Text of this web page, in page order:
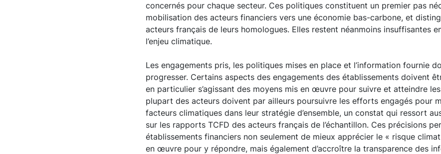
concernés pour chaque secteur. Ces politiques constituent un premier pas
mobilisation des acteurs financiers vers une économie bas-carbone, et
acteurs français de leurs homologues. Elles restent néanmoins insuffisantes
l’enjeu climatique.
Les engagements pris, les politiques mises en place et l’information fournie
progresser. Certains aspects des engagements des établissements doivent
en particulier s’agissant des moyens mis en œuvre pour suivre et atteindre
plupart des acteurs doivent par ailleurs poursuivre les efforts engagés pour
facteurs climatiques dans leur stratégie d’ensemble, un constat qui ressort
sur les rapports TCFD des acteurs français de l’échantillon. Ces précisions
établissements financiers non seulement de mieux apprécier le « risque
en œuvre pour y répondre, mais également d’accroître la transparence des